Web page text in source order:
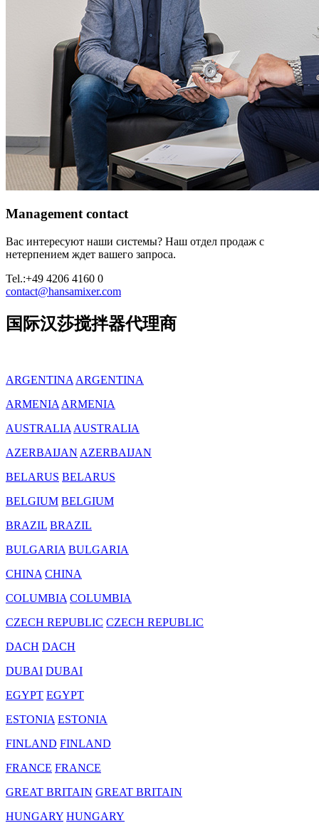
Management contact
Вас интересуют наши системы? Наш отдел продаж с
нетерпением ждет вашего запроса.
Tel.:+49 4206 4160 0
contact@hansamixer.com
国际汉莎搅拌器代理商
ARGENTINA ARGENTINA
ARMENIA ARMENIA
AUSTRALIA AUSTRALIA
AZERBAIJAN AZERBAIJAN
BELARUS BELARUS
BELGIUM BELGIUM
BRAZIL BRAZIL
BULGARIA BULGARIA
CHINA CHINA
COLUMBIA COLUMBIA
CZECH REPUBLIC CZECH REPUBLIC
DACH DACH
DUBAI DUBAI
EGYPT EGYPT
ESTONIA ESTONIA
FINLAND FINLAND
FRANCE FRANCE
GREAT BRITAIN GREAT BRITAIN
HUNGARY HUNGARY